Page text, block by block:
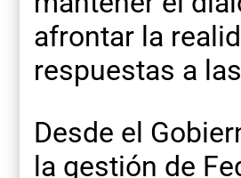
afrontar la
respuestas a
Desde el
la gestión de